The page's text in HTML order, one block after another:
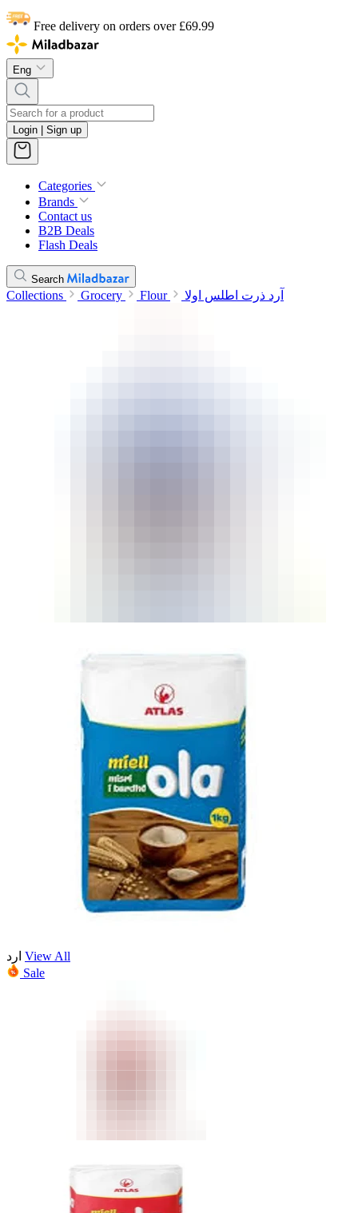
Free delivery on orders over £69.99
Eng
Login | Sign up
Categories
Brands
Contact us
B2B Deals
Flash Deals
Search
Collections Grocery Flour آرد ذرت اطلس اولا
ارد View All
Sale